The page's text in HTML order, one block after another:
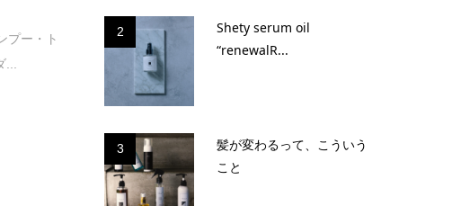
プー・ト
...
2
Shety serum oil
“renewalR...
3
髪が変わるって、こういう
こと